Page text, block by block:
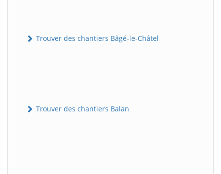
Trouver des chantiers Bâgé-le-Châtel
Trouver des chantiers Balan